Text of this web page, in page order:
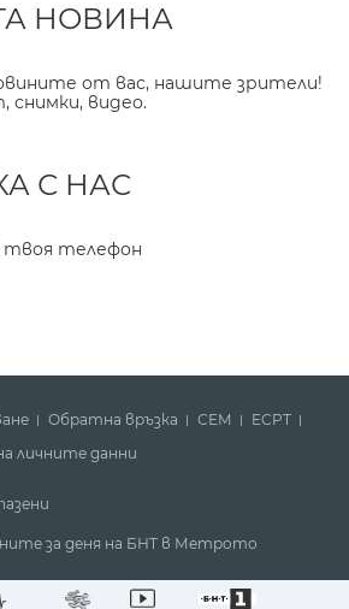
НОВИНА
от вас, нашите зрители!
видео.
С НАС
твоя телефон
Обратна връзка СЕМ
ECPT
личните данни
за деня на БНТ в Метрото